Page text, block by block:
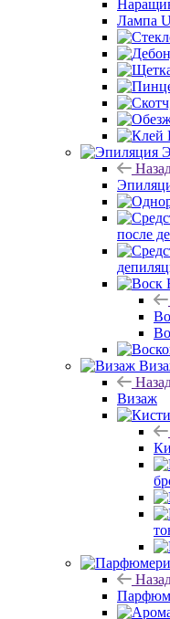
Лампа
после
Визаж